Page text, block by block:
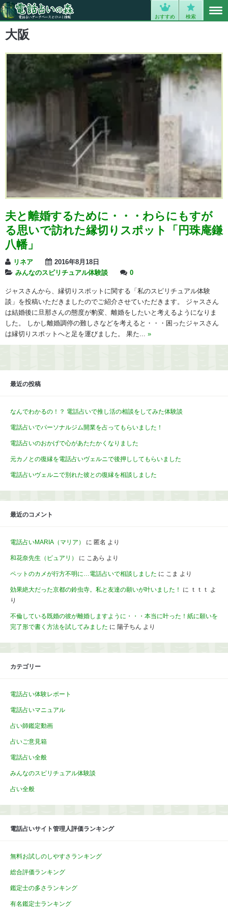
おすすめ 検索
大阪
夫と離婚するために・・・わらにもすが
る思いで訪れた縁切りスポット「円珠庵鎌
八幡」
リネア
2016年8月18日
みんなのスピリチュアル体験談
0
ジャスさんから、縁切りスポットに関する「私のスピリチュアル体験
談」を投稿いただきましたのでご紹介させていただきます。 ジャスさん
は結婚後に旦那さんの態度が豹変、離婚をしたいと考えるようになりま
した。 しかし離婚調停の難しさなどを考えると・・・困ったジャスさん
は縁切りスポットへと足を運びました。 果た... »
最近の投稿
なんでわかるの！？ 電話占いで推し活の相談をしてみた体験談
電話占いでパーソナルジム開業を占ってもらいました！
電話占いのおかげで心があたたかくなりました
元カノとの復縁を電話占いヴェルニで後押ししてもらいました
電話占いヴェルニで別れた彼との復縁を相談しました
最近のコメント
電話占いMARIA（マリア） に 匿名 より
和花奈先生（ピュアリ） に こあら より
ペットのカメが行方不明に…電話占いで相談しました に こま より
効果絶大だった京都の鈴虫寺。私と友達の願いが叶いました！ に ｔｔｔ よ
り
不倫している既婚の彼が離婚しますように・・・本当に叶った！紙に願いを
完了形で書く方法を試してみました に 陽子ちん より
カテゴリー
電話占い体験レポート
電話占いマニュアル
占い師鑑定動画
占いご意見箱
電話占い全般
みんなのスピリチュアル体験談
占い全般
電話占いサイト管理人評価ランキング
無料お試しのしやすさランキング
総合評価ランキング
鑑定士の多さランキング
有名鑑定士ランキング